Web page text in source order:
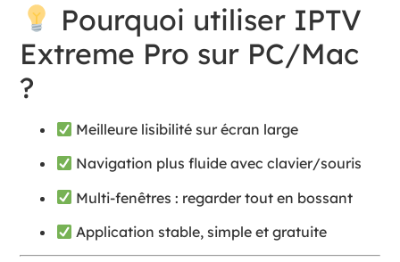
Pourquoi utiliser IPTV
Extreme Pro sur PC/Mac
?
Meilleure lisibilité sur écran large
Navigation plus fluide avec clavier/souris
Multi-fenêtres : regarder tout en bossant
Application stable, simple et gratuite